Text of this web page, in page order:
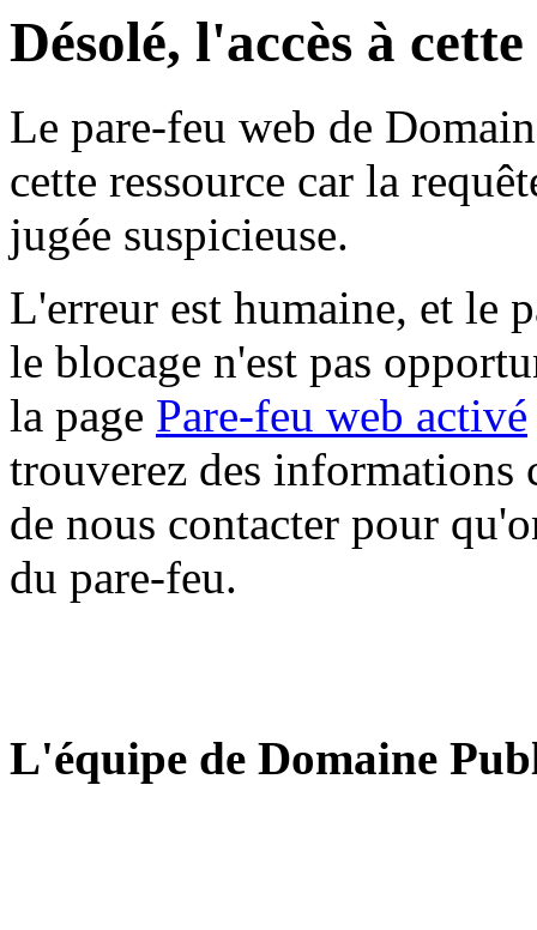
Désolé, l'accès à
Le pare-feu web de
cette ressource car la
jugée suspicieuse.
L'erreur est humaine, et le
le blocage n'est pas
la page Pare-feu web activé
trouverez des informations
de nous contacter pour
du pare-feu.
L'équipe de Domaine